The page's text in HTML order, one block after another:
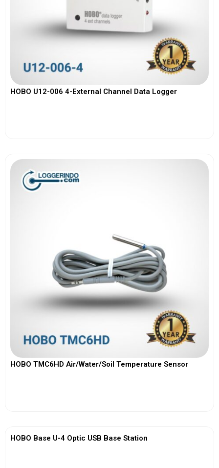
HOBO U12-006 4-External Channel Data Logger
HOBO TMC6HD Air/Water/Soil Temperature Sensor
HOBO Base U-4 Optic USB Base Station